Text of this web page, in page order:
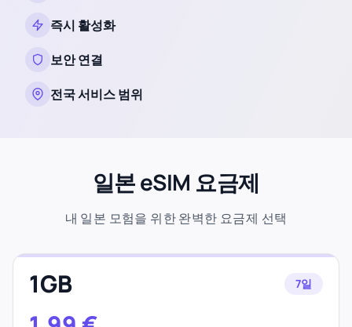
즉시 활성화
보안 연결
전국 서비스 범위
일본 eSIM 요금제
내 일본 모험을 위한 완벽한 요금제 선택
1GB 7일